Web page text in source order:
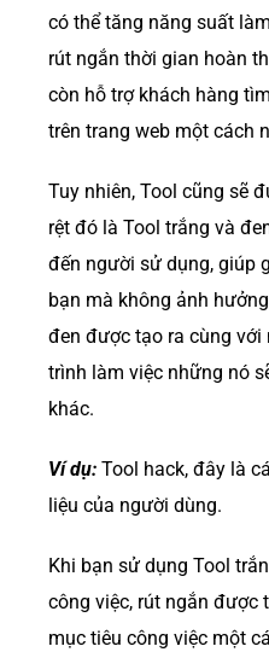
có thể tăng năng suất
rút ngắn thời gian hoàn
còn hỗ trợ khách hàng
trên trang web một cách
Tuy nhiên, Tool cũng sẽ
rệt đó là Tool trắng và
đến người sử dụng, giúp
bạn mà không ảnh
đen được tạo ra cùng
trình làm việc những nó
khác.
Ví dụ: Tool hack, đây là
liệu của người dùng.
Khi bạn sử dụng Tool
công việc, rút ngắn
mục tiêu công việc một